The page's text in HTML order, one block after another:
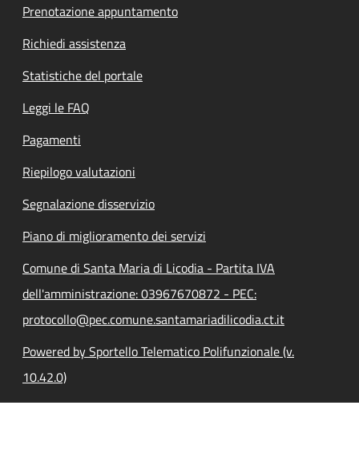
Prenotazione appuntamento
Richiedi assistenza
Statistiche del portale
Leggi le FAQ
Pagamenti
Riepilogo valutazioni
Segnalazione disservizio
Piano di miglioramento dei servizi
Comune di Santa Maria di Licodia - Partita IVA
dell'amministrazione: 03967670872 - PEC:
protocollo@pec.comune.santamariadilicodia.ct.it
Powered by Sportello Telematico Polifunzionale (v.
10.42.0)